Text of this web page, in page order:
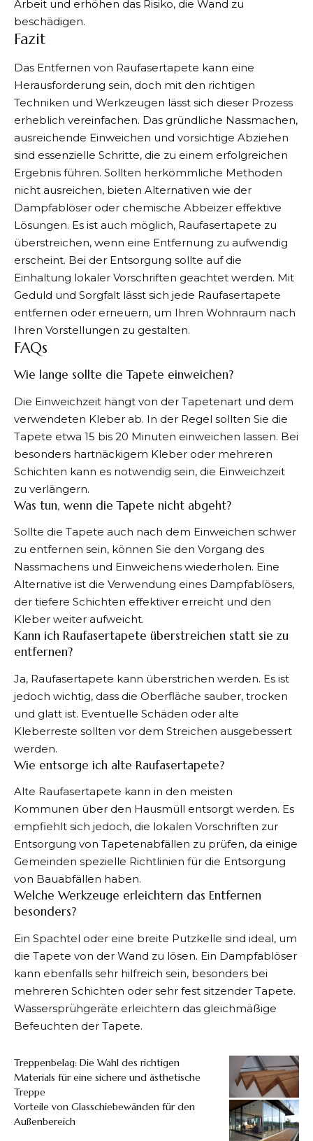
Arbeit und erhöhen das Risiko, die Wand zu
beschädigen.
Fazit
Das Entfernen von Raufasertapete kann eine
Herausforderung sein, doch mit den richtigen
Techniken und Werkzeugen lässt sich dieser Prozess
erheblich vereinfachen. Das gründliche Nassmachen,
ausreichende Einweichen und vorsichtige Abziehen
sind essenzielle Schritte, die zu einem erfolgreichen
Ergebnis führen. Sollten herkömmliche Methoden
nicht ausreichen, bieten Alternativen wie der
Dampfablöser oder chemische Abbeizer effektive
Lösungen. Es ist auch möglich, Raufasertapete zu
überstreichen, wenn eine Entfernung zu aufwendig
erscheint. Bei der Entsorgung sollte auf die
Einhaltung lokaler Vorschriften geachtet werden. Mit
Geduld und Sorgfalt lässt sich jede Raufasertapete
entfernen oder erneuern, um Ihren Wohnraum nach
Ihren Vorstellungen zu gestalten.
FAQs
Wie lange sollte die Tapete einweichen?
Die Einweichzeit hängt von der Tapetenart und dem
verwendeten Kleber ab. In der Regel sollten Sie die
Tapete etwa 15 bis 20 Minuten einweichen lassen. Bei
besonders hartnäckigem Kleber oder mehreren
Schichten kann es notwendig sein, die Einweichzeit
zu verlängern.
Was tun, wenn die Tapete nicht abgeht?
Sollte die Tapete auch nach dem Einweichen schwer
zu entfernen sein, können Sie den Vorgang des
Nassmachens und Einweichens wiederholen. Eine
Alternative ist die Verwendung eines Dampfablösers,
der tiefere Schichten effektiver erreicht und den
Kleber weiter aufweicht.
Kann ich Raufasertapete überstreichen statt sie zu
entfernen?
Ja, Raufasertapete kann überstrichen werden. Es ist
jedoch wichtig, dass die Oberfläche sauber, trocken
und glatt ist. Eventuelle Schäden oder alte
Kleberreste sollten vor dem Streichen ausgebessert
werden.
Wie entsorge ich alte Raufasertapete?
Alte Raufasertapete kann in den meisten
Kommunen über den Hausmüll entsorgt werden. Es
empfiehlt sich jedoch, die lokalen Vorschriften zur
Entsorgung von Tapetenabfällen zu prüfen, da einige
Gemeinden spezielle Richtlinien für die Entsorgung
von Bauabfällen haben.
Welche Werkzeuge erleichtern das Entfernen
besonders?
Ein Spachtel oder eine breite Putzkelle sind ideal, um
die Tapete von der Wand zu lösen. Ein Dampfablöser
kann ebenfalls sehr hilfreich sein, besonders bei
mehreren Schichten oder sehr fest sitzender Tapete.
Wassersprühgeräte erleichtern das gleichmäßige
Befeuchten der Tapete.
Treppenbelag: Die Wahl des richtigen
Materials für eine sichere und ästhetische
Treppe
Vorteile von Glasschiebewänden für den
Außenbereich